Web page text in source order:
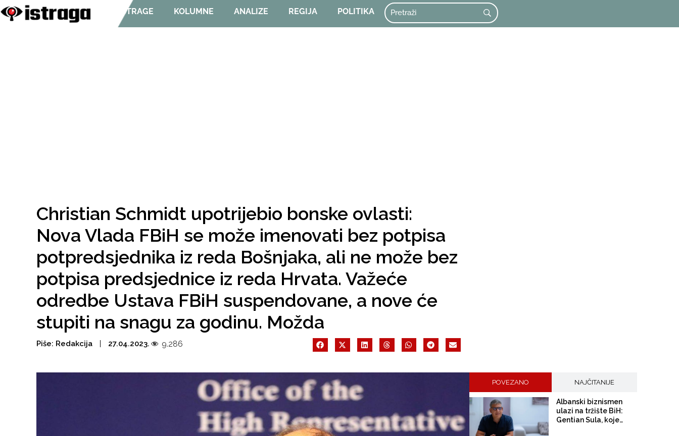
ISTRAGE KOLUMNE ANALIZE REGIJA POLITIKA
Christian Schmidt upotrijebio bonske ovlasti:
Nova Vlada FBiH se može imenovati bez potpisa
potpredsjednika iz reda Bošnjaka, ali ne može bez
potpisa predsjednice iz reda Hrvata. Važeće
odredbe Ustava FBiH suspendovane, a nove će
stupiti na snagu za godinu. Možda
Piše: Redakcija 27.04.2023. 9.286
POVEZANO NAJČITANIJE
Albanski biznismen
ulazi na tržište BiH:
Gentian Sula, kojem se